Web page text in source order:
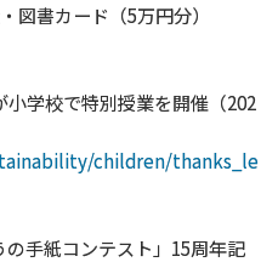
書カード（5万円分）
学校で特別授業を開催（202
children/thanks_le
の手紙コンテスト」15周年記